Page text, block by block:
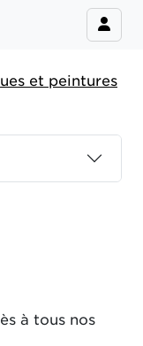
et peintures
à tous nos